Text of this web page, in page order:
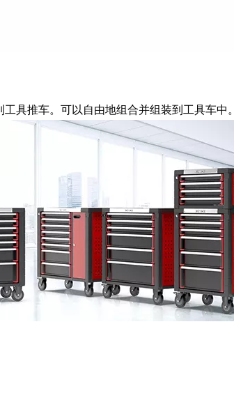
具推车。可以自由地组合并组装到工具车中。